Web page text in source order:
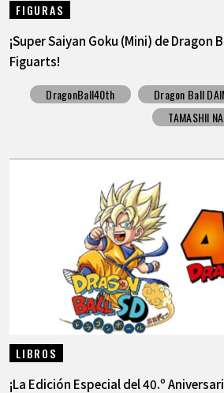
FIGURAS
¡Super Saiyan Goku (Mini) de Dragon
Figuarts!
DragonBall40th Dragon Ball
TAMASHII
LIBROS
¡La Edición Especial del 40.º